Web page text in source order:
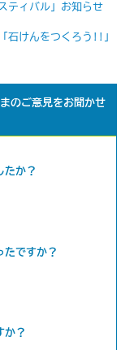
ティバル」お知らせ
石けんをつくろう!!」
のご意見をお聞かせ
たか？
たですか？
か？